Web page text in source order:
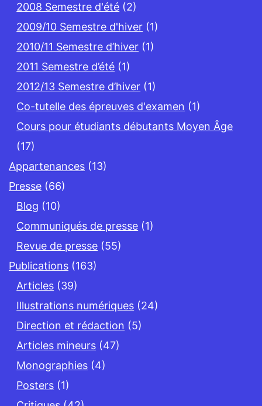
2008 Semestre d'été (2)
2009/10 Semestre d'hiver (1)
2010/11 Semestre d’hiver (1)
2011 Semestre d’été (1)
2012/13 Semestre d’hiver (1)
Co-tutelle des épreuves d'examen (1)
Cours pour étudiants débutants Moyen Âge
(17)
Appartenances (13)
Presse (66)
Blog (10)
Communiqués de presse (1)
Revue de presse (55)
Publications (163)
Articles (39)
Illustrations numériques (24)
Direction et rédaction (5)
Articles mineurs (47)
Monographies (4)
Posters (1)